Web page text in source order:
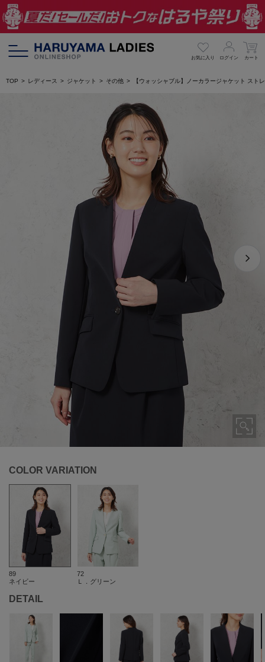
お気に入り ログイン カート
TOP レディース ジャケット その他 【ウォッシャブル】ノーカラージャケット ス
COLOR VARIATION
89
ネイビー
72
Ｌ．グリーン
DETAIL